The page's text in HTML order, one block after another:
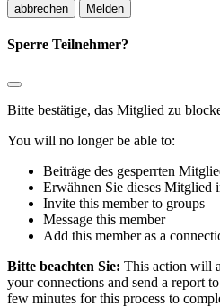
Melden
Sperre Teilnehmer?
Bitte bestätige, das Mitglied zu
You will no longer be able to:
Beiträge des gesperrten
Erwähnen Sie dieses Mitglied
Invite this member to groups
Message this member
Add this member as a
Bitte beachten Sie: This action will
your connections and send a report
few minutes for this process to